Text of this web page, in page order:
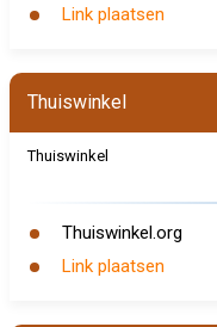
Link plaatsen
Thuiswinkel
Thuiswinkel
Thuiswinkel.org
Link plaatsen